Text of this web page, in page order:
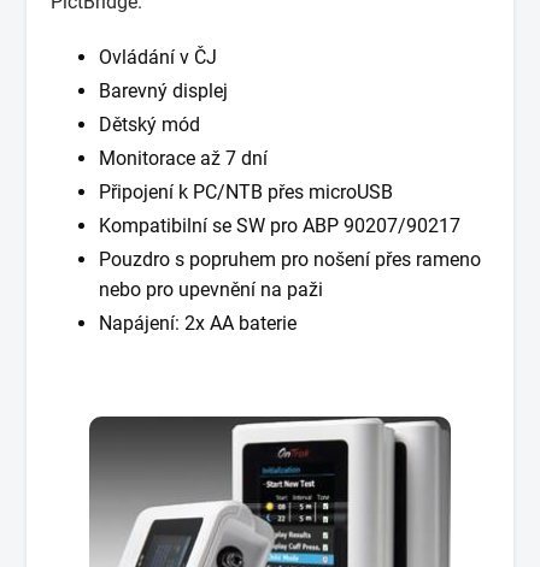
Ovládání v ČJ
Barevný displej
Dětský mód
Monitorace až 7 dní
Připojení k PC/NTB přes microUSB
Kompatibilní se SW pro ABP 90207/90217
Pouzdro s popruhem pro nošení přes rameno
nebo pro upevnění na paži
Napájení: 2x AA baterie